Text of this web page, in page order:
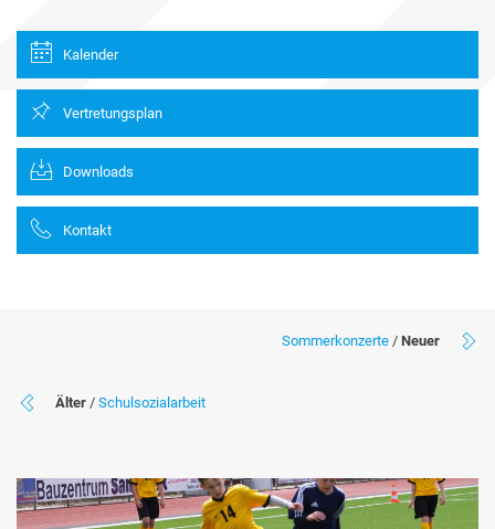
Kalender
Vertretungsplan
Downloads
Kontakt
Sommerkonzerte / Neuer
Älter / Schulsozialarbeit